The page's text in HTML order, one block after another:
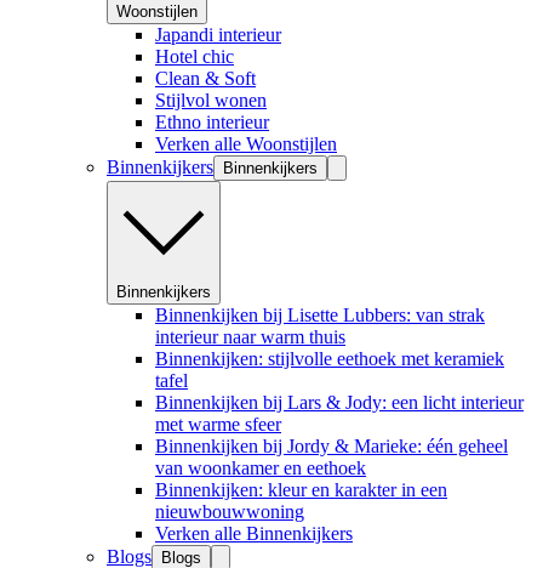
Woonstijlen
Japandi interieur
Hotel chic
Clean & Soft
Stijlvol wonen
Ethno interieur
Verken alle Woonstijlen
Binnenkijkers
Binnenkijkers
Binnenkijkers
Binnenkijken bij Lisette Lubbers: van strak
interieur naar warm thuis
Binnenkijken: stijlvolle eethoek met keramiek
tafel
Binnenkijken bij Lars & Jody: een licht interieur
met warme sfeer
Binnenkijken bij Jordy & Marieke: één geheel
van woonkamer en eethoek
Binnenkijken: kleur en karakter in een
nieuwbouwwoning
Verken alle Binnenkijkers
Blogs
Blogs